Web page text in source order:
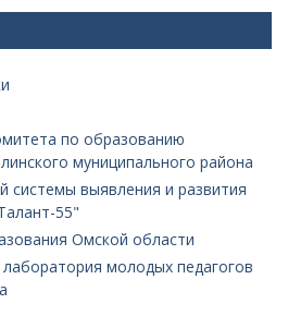
по образованию
муниципального района
системы выявления и развития
55"
Омской области
молодых педагогов